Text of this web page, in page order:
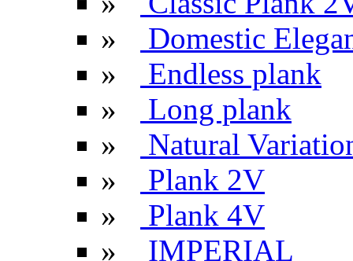
»
Domestic
»
Endless plank
»
Long plank
»
Natural
»
Plank 2V
»
Plank 4V
»
IMPERIAL